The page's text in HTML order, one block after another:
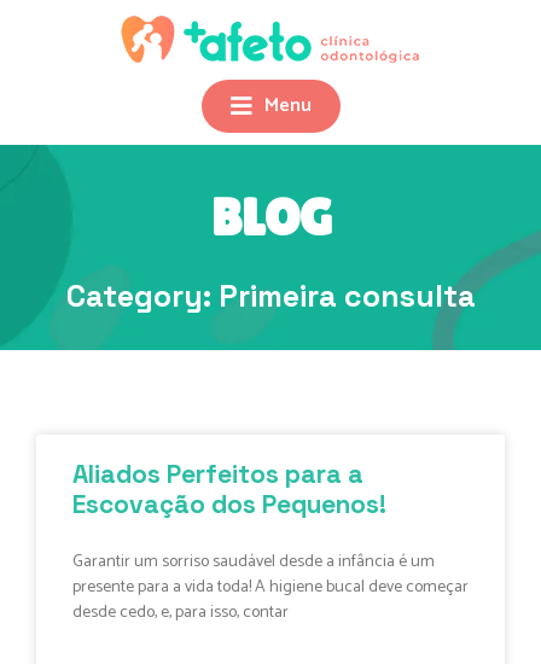
Menu
BLOG
Category: Primeira consulta
Aliados Perfeitos para a
Escovação dos Pequenos!
Garantir um sorriso saudável desde a infância é um
presente para a vida toda! A higiene bucal deve começar
desde cedo, e, para isso, contar